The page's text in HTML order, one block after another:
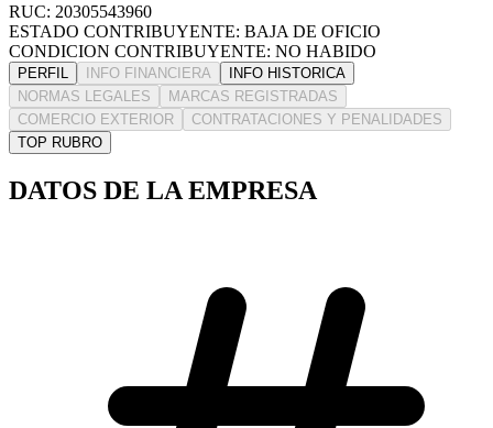
RUC: 20305543960
ESTADO CONTRIBUYENTE: BAJA DE OFICIO
CONDICION CONTRIBUYENTE: NO HABIDO
PERFIL INFO FINANCIERA
INFO HISTORICA
NORMAS LEGALES
MARCAS REGISTRADAS
COMERCIO EXTERIOR
CONTRATACIONES Y PENALIDADES
TOP RUBRO
DATOS DE LA EMPRESA